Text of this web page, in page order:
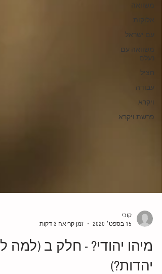
משוואה
אלוקות
עם ישראל
משוואה עם
נעלם
חציל
עבודה
ויקרא
פרשת ויקרא
זמן קריאה 3 דקות
מיהו יהודי? - חלק ב (למה